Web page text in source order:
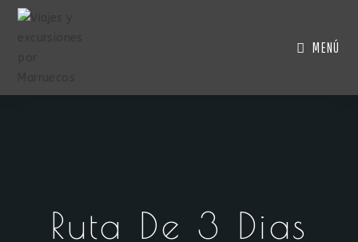
MENÚ
Ruta De 3 Dias